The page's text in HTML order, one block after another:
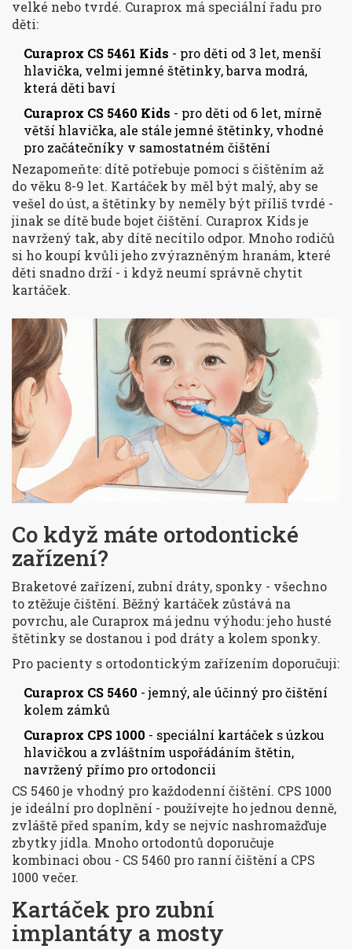
velké nebo tvrdé. Curaprox má speciální řadu pro
děti:
Curaprox CS 5461 Kids - pro děti od 3 let, menší
hlavička, velmi jemné štětinky, barva modrá,
která děti baví
Curaprox CS 5460 Kids - pro děti od 6 let, mírně
větší hlavička, ale stále jemné štětinky, vhodné
pro začátečníky v samostatném čištění
Nezapomeňte: dítě potřebuje pomoci s čištěním až
do věku 8-9 let. Kartáček by měl být malý, aby se
vešel do úst, a štětinky by neměly být příliš tvrdé -
jinak se dítě bude bojet čištění. Curaprox Kids je
navržený tak, aby dítě necítilo odpor. Mnoho rodičů
si ho koupí kvůli jeho zvýrazněným hranám, které
děti snadno drží - i když neumí správně chytit
kartáček.
Co když máte ortodontické
zařízení?
Braketové zařízení, zubní dráty, sponky - všechno
to ztěžuje čištění. Běžný kartáček zůstává na
povrchu, ale Curaprox má jednu výhodu: jeho husté
štětinky se dostanou i pod dráty a kolem sponky.
Pro pacienty s ortodontickým zařízením doporučuji:
Curaprox CS 5460 - jemný, ale účinný pro čištění
kolem zámků
Curaprox CPS 1000 - speciální kartáček s úzkou
hlavičkou a zvláštním uspořádáním štětin,
navržený přímo pro ortodoncii
CS 5460 je vhodný pro každodenní čištění. CPS 1000
je ideální pro doplnění - používejte ho jednou denně,
zvláště před spaním, kdy se nejvíc nashromažďuje
zbytky jídla. Mnoho ortodontů doporučuje
kombinaci obou - CS 5460 pro ranní čištění a CPS
1000 večer.
Kartáček pro zubní
implantáty a mosty